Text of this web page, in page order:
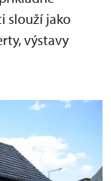
slouží jako
výstavy